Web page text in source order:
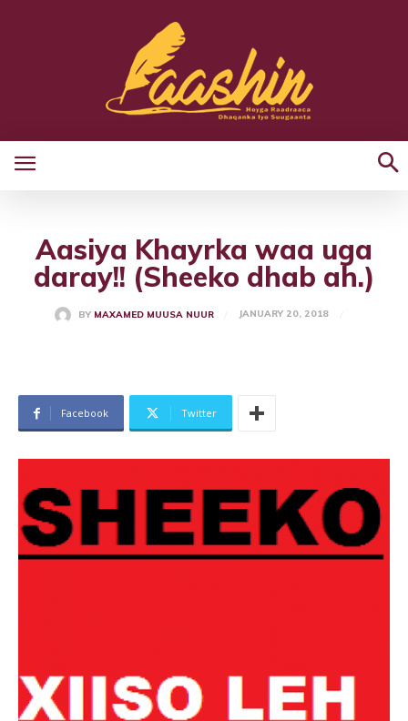
Aasiya Khayrka waa uga
daray!! (Sheeko dhab ah.)
BY MAXAMED MUUSA NUUR JANUARY 20, 2018
Facebook Twitter